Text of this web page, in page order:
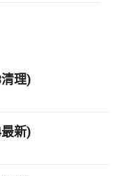
理)
新)